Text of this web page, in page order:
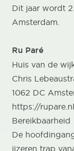
Dit jaar wordt
Amsterdam.
Ru Paré
Huis van de
Chris
1062 DC
https://
Bereikbaarheid
De
ijzeren trap